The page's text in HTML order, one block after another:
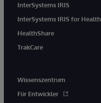
InterSystems IRIS
InterSystems IRIS for Health
HealthShare
TrakCare
Wissenszentrum
Für Entwickler